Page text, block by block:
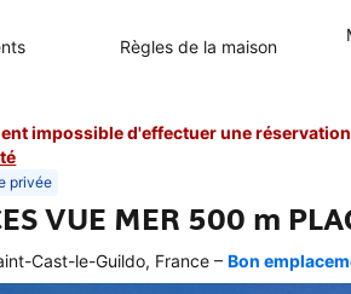
Règles de la maison
impossible d'effectuer une
privée
VUE MER 500 m
Cast-le-Guildo, France – Bon